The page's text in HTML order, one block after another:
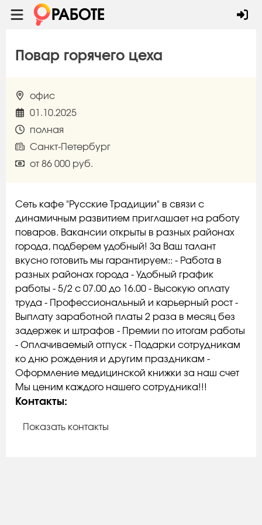
Повар горячего цеха
офис
01.10.2025
полная
Санкт-Петербург
от 86 000 руб.
Сеть кафе "Русские Традиции" в связи с
динамичным развитием приглашает на работу
поваров. Вакансии открыты в разных районах
города, подберем удобный! За Ваш талант
вкусно готовить мы гарантируем:: - Работа в
разных районах города - Удобный график
работы - 5/2 с 07.00 до 16.00 - Высокую оплату
труда - Профессиональный и карьерный рост -
Выплату заработной платы 2 раза в месяц без
задержек и штрафов - Премии по итогам работы
- Оплачиваемый отпуск - Подарки сотрудникам
ко дню рождения и другим праздникам -
Оформление медицинской книжки за наш счет
Мы ценим каждого нашего сотрудника!!!
Контакты:
Показать контакты